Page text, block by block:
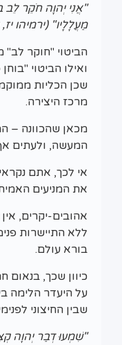
"אֲנִי יְהוָה חֹקֵר לֵב
מַעֲלָלָיו" (ירמיהו יז,
הביטוי "חוקר לב"
ואילו הביטוי
שכן הכליות
מרכז היצירה.
מכאן שהכוונה –
המעשה, ולעתים
אי לכך, אתם
את המניעים
אהובים-יקרים,
ללא התיישרות
בורא עולם.
כיוון שכך, בנאום
על היעדר הלימה
שבין החיצוני
"שִׁמְעוּ דְבַר יְהוָה